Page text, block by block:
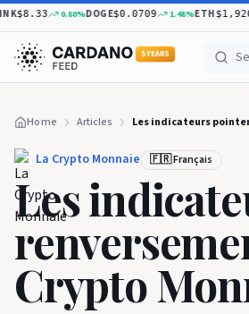
$8.33 0.80%DOGE$0.0709 1.48%ETH
5 YEARS
Home Articles
La Crypto Monnaie 🇫🇷 Français
Les
Crypto